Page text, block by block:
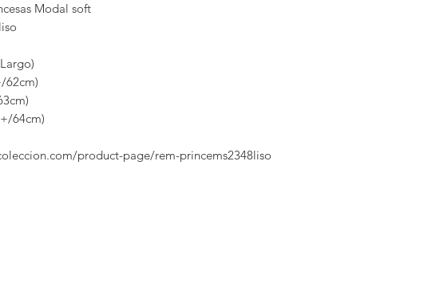
Modal soft
62cm)
64cm)
product-page/rem-princems2348liso